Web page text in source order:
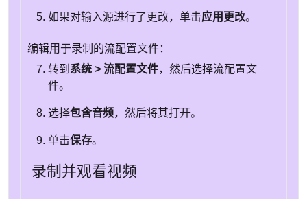
如果对输入源进行了更改，单击应用更改。
编辑用于录制的流配置文件：
转到 系统 > 流配置文件，然后选择流配置文
件。
选择包含音频，然后将其打开。
单击保存。
录制并观看视频